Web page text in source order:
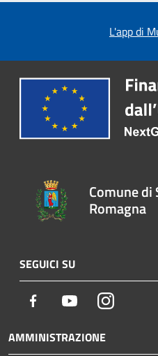
L'app di
Comune di
Romagna
SEGUICI SU
Facebook YoutubeInstagram
AMMINISTRAZIONE